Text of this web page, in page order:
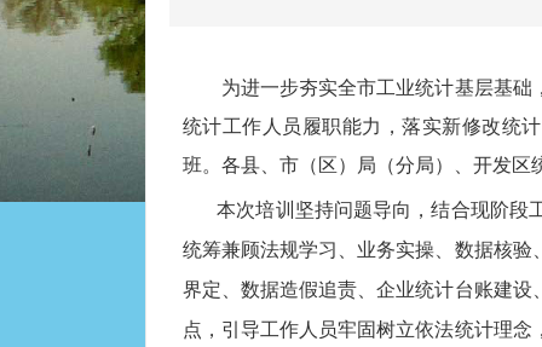
为进一步夯实全市工业统计基层基础
统计工作人员履职能力，落实新修改统
班。各县、市（区）局（分局）、开发
本次培训坚持问题导向，结合现阶段
统筹兼顾法规学习、业务实操、数据核
界定、数据造假追责、企业统计台账建
点，引导工作人员牢固树立依法统计理